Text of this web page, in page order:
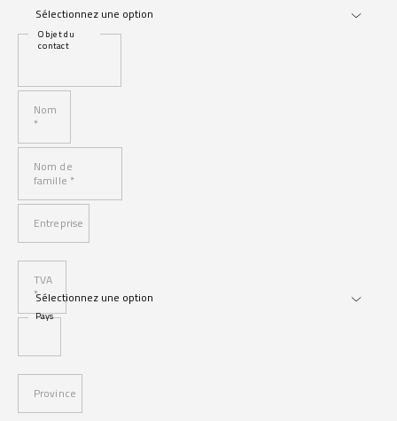
Objet du
contact
Nom
*
Nom de
famille *
Entreprise
TVA
*
Pays
Province